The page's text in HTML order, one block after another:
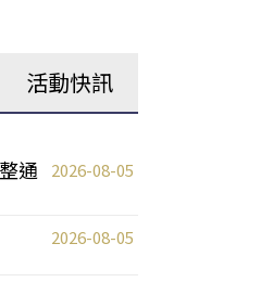
活動快訊
通
2026-08-05
2026-08-05